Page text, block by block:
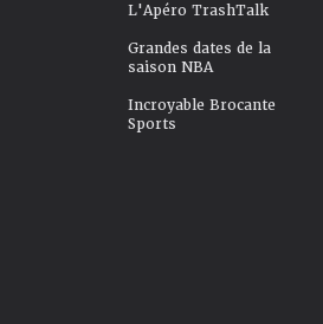
L'Apéro TrashTalk
Grandes dates de la
saison NBA
Incroyable Brocante
Sports